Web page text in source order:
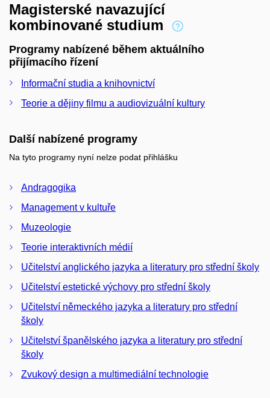
Magisterské navazující
kombinované studium
Programy nabízené během aktuálního
přijímacího řízení
Informační studia a knihovnictví
Teorie a dějiny filmu a audiovizuální kultury
Další nabízené programy
Na tyto programy nyní nelze podat přihlášku
Andragogika
Management v kultuře
Muzeologie
Teorie interaktivních médií
Učitelství anglického jazyka a literatury pro střední školy
Učitelství estetické výchovy pro střední školy
Učitelství německého jazyka a literatury pro střední
školy
Učitelství španělského jazyka a literatury pro střední
školy
Zvukový design a multimediální technologie